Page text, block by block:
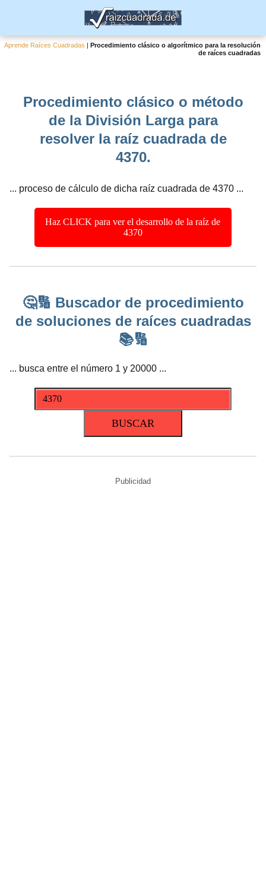
Aprende Raíces Cuadradas |Procedimiento clásico o algorítmico para la resolución
de raíces cuadradas
Procedimiento clásico o método
de la División Larga para
resolver la raíz cuadrada de
4370.
... proceso de cálculo de dicha raíz cuadrada de 4370 ...
Haz CLICK para ver el desarrollo de la raíz de
4370
🤔🔢 Buscador de procedimiento
de soluciones de raíces cuadradas
📚🔢
... busca entre el número 1 y 20000 ...
Publicidad